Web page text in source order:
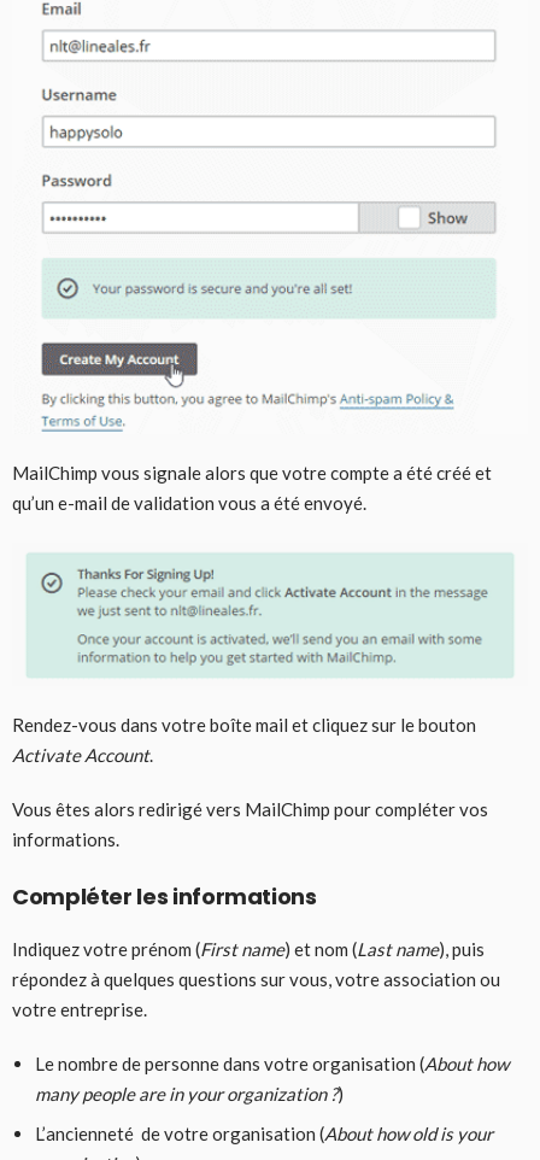
MailChimp vous signale alors que votre compte a été créé et
qu’un e-mail de validation vous a été envoyé.
Rendez-vous dans votre boîte mail et cliquez sur le bouton
Activate Account.
Vous êtes alors redirigé vers MailChimp pour compléter vos
informations.
Compléter les informations
Indiquez votre prénom (First name) et nom (Last name), puis
répondez à quelques questions sur vous, votre association ou
votre entreprise.
Le nombre de personne dans votre organisation (About how
many people are in your organization ?)
L’ancienneté de votre organisation (About how old is your